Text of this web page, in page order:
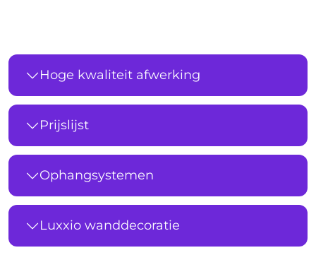
Hoge kwaliteit afwerking
Prijslijst
Ophangsystemen
Luxxio wanddecoratie